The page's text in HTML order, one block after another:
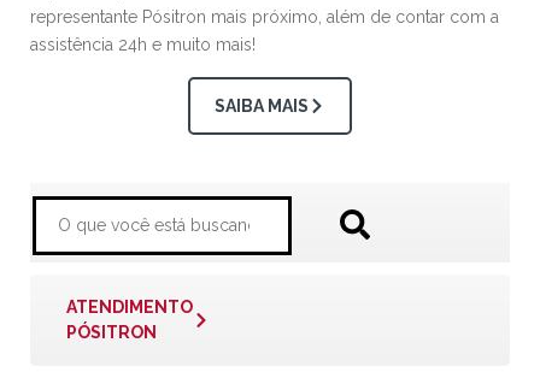
representante Pósitron mais próximo, além de contar com a
assistência 24h e muito mais!
SAIBA MAIS
ATENDIMENTO
PÓSITRON